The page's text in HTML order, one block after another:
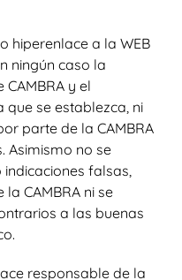
hiperenlace a la WEB
ningún caso la
y el
que se establezca, ni
parte de la CAMBRA
Asimismo no se
falsas,
CAMBRA ni se
a las buenas
responsable de la